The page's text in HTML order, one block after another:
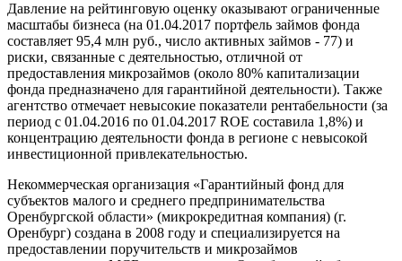
Давление на рейтинговую оценку оказывают ограниченные
масштабы бизнеса (на 01.04.2017 портфель займов фонда
составляет 95,4 млн руб., число активных займов - 77) и
риски, связанные с деятельностью, отличной от
предоставления микрозаймов (около 80% капитализации
фонда предназначено для гарантийной деятельности). Также
агентство отмечает невысокие показатели рентабельности (за
период с 01.04.2016 по 01.04.2017 ROE составила 1,8%) и
концентрацию деятельности фонда в регионе с невысокой
инвестиционной привлекательностью.
Некоммерческая организация «Гарантийный фонд для
субъектов малого и среднего предпринимательства
Оренбургской области» (микрокредитная компания) (г.
Оренбург) создана в 2008 году и специализируется на
предоставлении поручительств и микрозаймов